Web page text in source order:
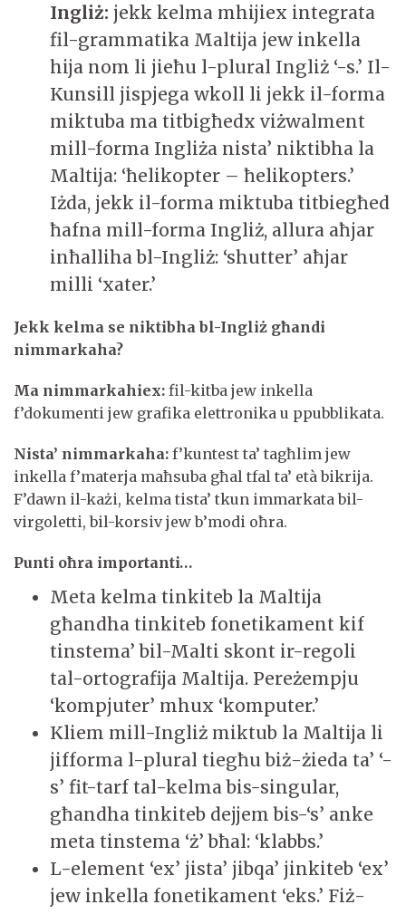
Ingliż: jekk kelma mhijiex integrata
fil-grammatika Maltija jew inkella
hija nom li jieħu l-plural Ingliż ‘-s.’ Il-
Kunsill jispjega wkoll li jekk il-forma
miktuba ma titbigħedx viżwalment
mill-forma Ingliża nista’ niktibha la
Maltija: ‘ħelikopter – ħelikopters.’
Iżda, jekk il-forma miktuba titbiegħed
ħafna mill-forma Ingliż, allura aħjar
inħalliha bl-Ingliż: ‘shutter’ aħjar
milli ‘xater.’
Jekk kelma se niktibha bl-Ingliż għandi
nimmarkaha?
Ma nimmarkahiex: fil-kitba jew inkella
f’dokumenti jew grafika elettronika u ppubblikata.
Nista’ nimmarkaha: f’kuntest ta’ tagħlim jew
inkella f’materja maħsuba għal tfal ta’ età bikrija.
F’dawn il-każi, kelma tista’ tkun immarkata bil-
virgoletti, bil-korsiv jew b’modi oħra.
Punti oħra importanti…
Meta kelma tinkiteb la Maltija
għandha tinkiteb fonetikament kif
tinstema’ bil-Malti skont ir-regoli
tal-ortografija Maltija. Pereżempju
‘kompjuter’ mhux ‘komputer.’
Kliem mill-Ingliż miktub la Maltija li
jifforma l-plural tiegħu biż-żieda ta’ ‘-
s’ fit-tarf tal-kelma bis-singular,
għandha tinkiteb dejjem bis-‘s’ anke
meta tinstema ‘ż’ bħal: ‘klabbs.’
L-element ‘ex’ jista’ jibqa’ jinkiteb ‘ex’
jew inkella fonetikament ‘eks.’ Fiż-